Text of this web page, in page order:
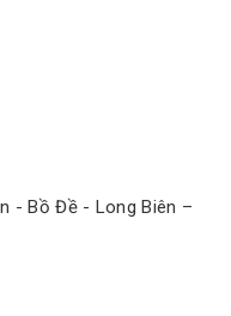
- Bồ Đề - Long Biên –